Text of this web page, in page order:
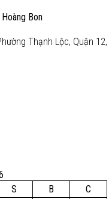
Bon
Thạnh Lộc, Quận 12,
S B
C